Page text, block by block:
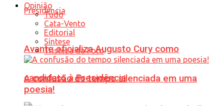
Avante oficializa Augusto Cury como
candidato à Presidência
Opinião
Tudo
Cata-Vento
Editorial
Síntese
Tristeza da Foto
A confusão do tempo silenciada em uma
poesia!